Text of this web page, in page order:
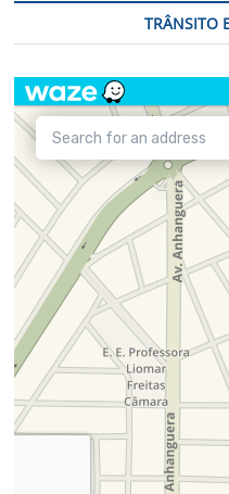
TRÂNSITO